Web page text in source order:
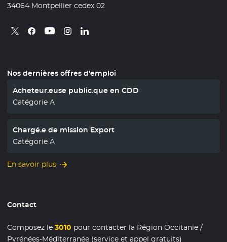
34064 Montpellier cedex 02
Retrouvez nous sur X
- Nouvelle fenêtre
Retrouvez nous sur Facebook
- Nouvelle fenêtre
Retrouvez nous sur Youtube
- Nouvelle fenêtre
Retrouvez nous sur Instagram
- Nouvelle fenêtre
Retrouvez nous sur Linkedin
- Nouvelle fenêtre
Nos dernières offres d'emploi
Acheteur.euse public.que en CDD
Catégorie A
Chargé.e de mission Export
Catégorie A
En savoir plus
Contact
Composez le3010 pour contacter la Région Occitanie /
Pyrénées-Méditerranée (service et appel gratuits)